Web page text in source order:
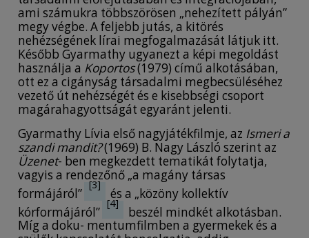
ami számukra többszörösen „nehezített pályán”
megy végbe. A feljebb jutás, a kitörés
nehézségének lírai megfogalmazását látjuk itt.
Később Gyarmathy ugyanezt a képi megoldást
használja a Koportos(1979) című alkotásában,
ott ez a cigányság társadalmi megbecsüléséhez
vezető út nehézségét és e kisebbségi csoport
magárahagyottságát egyaránt jelenti.
Gyarmathy Lívia első nagyjátékfilmje, az Ismeri a
szandi mandit?(1969) B. Nagy László szerint az
Üzenet- ben megkezdett tematikát folytatja,
vagyis a rendezőnő „a magány társas
formájáról”
[3]
és a „közöny kollektív
kórformájáról”
[4]
beszél mindkét alkotásban.
Míg a doku- mentumfilmben a gyermekek és a